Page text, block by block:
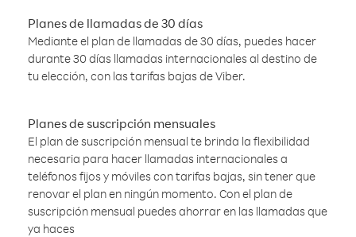
Planes de llamadas de 30 días
Mediante el plan de llamadas de 30 días, puedes hacer
durante 30 días llamadas internacionales al destino de
tu elección, con las tarifas bajas de Viber.
Planes de suscripción mensuales
El plan de suscripción mensual te brinda la flexibilidad
necesaria para hacer llamadas internacionales a
teléfonos fijos y móviles con tarifas bajas, sin tener que
renovar el plan en ningún momento. Con el plan de
suscripción mensual puedes ahorrar en las llamadas que
ya haces